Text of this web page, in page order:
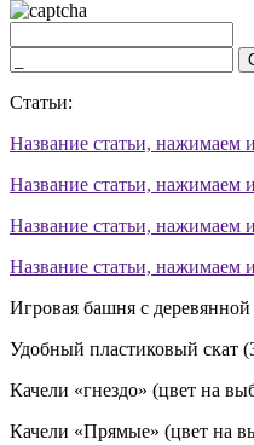
Статьи:
Название статьи, нажимаем
Название статьи, нажимаем
Название статьи, нажимаем
Название статьи, нажимаем
Игровая башня с
Удобный пластиковый скат
Качели «гнездо» (цвет на
Качели «Прямые» (цвет на